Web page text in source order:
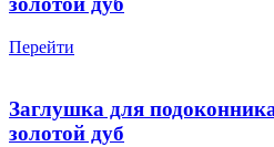
Перейти
Заглушка для
золотой дуб